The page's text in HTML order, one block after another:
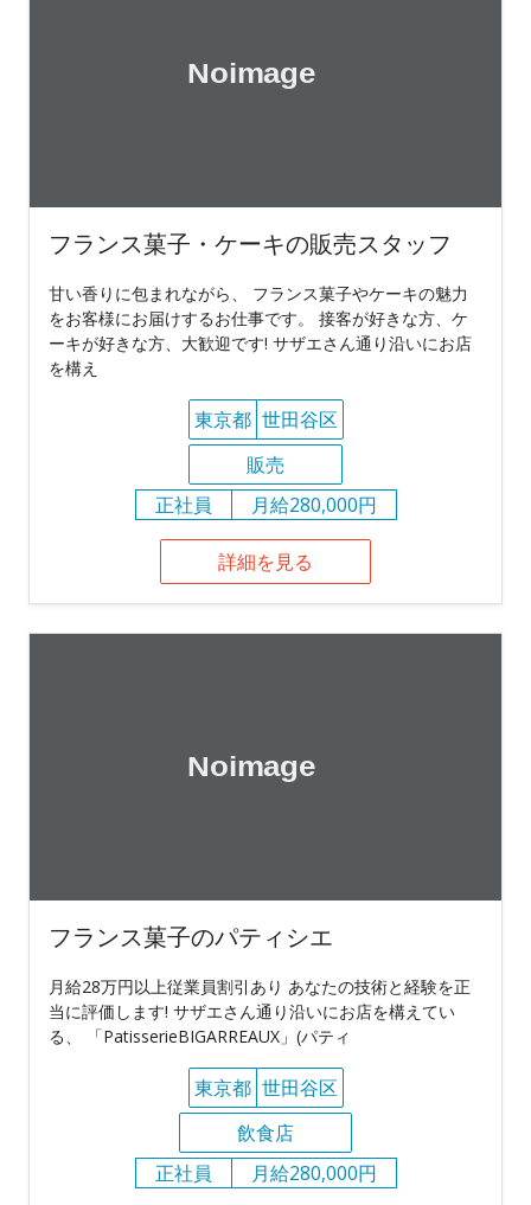
フランス菓子・ケーキの販売スタッフ
甘い香りに包まれながら、 フランス菓子やケーキの魅力
をお客様にお届けするお仕事です。 接客が好きな方、ケ
ーキが好きな方、大歓迎です! サザエさん通り沿いにお店
を構え
東京都 世田谷区
販売
正社員
月給280,000円
詳細を見る
フランス菓子のパティシエ
月給28万円以上従業員割引あり あなたの技術と経験を正
当に評価します! サザエさん通り沿いにお店を構えてい
る、 「PatisserieBIGARREAUX」(パティ
東京都 世田谷区
飲食店
正社員
月給280,000円